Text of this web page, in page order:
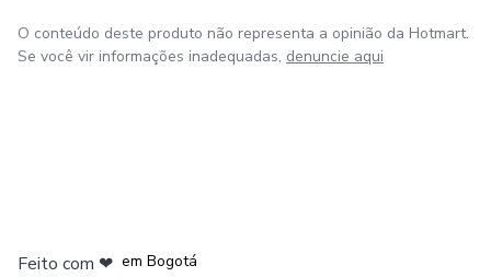
O conteúdo deste produto não representa a opinião da Hotmart.
Se você vir informações inadequadas, denuncie aqui
Feito com ❤ em Bogotá